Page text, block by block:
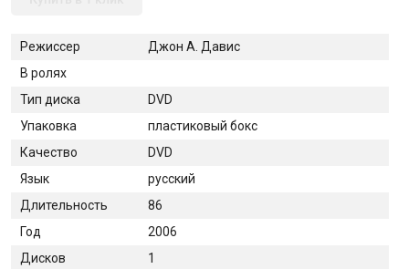
Режиссер
Джон А. Давис
В ролях
Тип диска
DVD
Упаковка
пластиковый бокс
Качество
DVD
Язык
русский
Длительность
86
Год
2006
Дисков
1